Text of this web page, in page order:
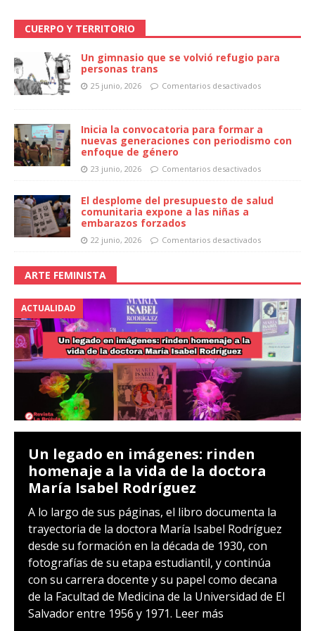
CUERPO Y TERRITORIO
Un gimnasio que se volvió refugio para
personas trans
25 junio, 2026 Comentarios desactivados
Inicia la convocatoria para formar a
nuevas generaciones con periodismo con
enfoque de género
23 junio, 2026 Comentarios desactivados
El desplome del presupuesto de salud
comunitaria expone a las niñas a
embarazos forzados
22 junio, 2026 Comentarios desactivados
ARTE FEMINISTA
ACTUALIDAD
Un legado en imágenes: rinden
homenaje a la vida de la doctora
María Isabel Rodríguez
A lo largo de sus páginas, el libro documenta la
trayectoria de la doctora María Isabel Rodríguez
desde su formación en la década de 1930, con
fotografías de su etapa estudiantil, y continúa
con su carrera docente y su papel como decana
de la Facultad de Medicina de la Universidad de El
Salvador entre 1956 y 1971. Leer más